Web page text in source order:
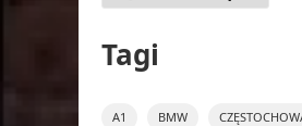
Tagi
A1 BMW